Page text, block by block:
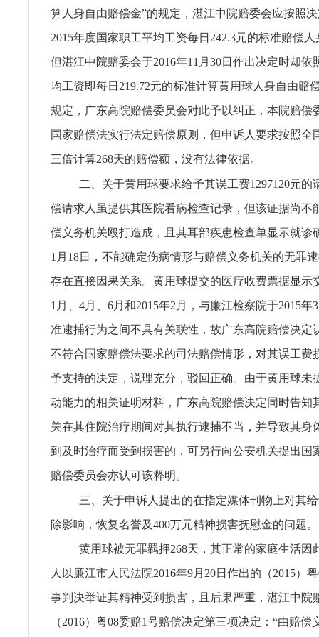
算人身自由赔偿金”的规定，湛江中院赔委会应按照
2015年度国家职工平均工资每日242.3元的标准赔偿
但湛江中院赔委会于2016年11月30日作出决定时却依
均工资即每日219.72元的标准计算黄用球人身自由赔
规定，广东高院赔偿委员会对此予以纠正，本院赔偿
国家赔偿法实行法定赔偿原则，但申诉人要求按照全
三倍计算268天的赔偿额，没有法律依据。
二、关于黄用球要求给予其误工费1297120元的
偿请求人虽提供其医院看病检查记录，但该证据尚不
偿义务机关殴打造成，且其耳部疾患检查单显示就诊
1月18日，不能确定伤病情形与赔偿义务机关的无罪
存在直接因果关系。黄用球提交的医疗收费票据显示
1月、4月、6月和2015年2月，与廉江检察院于2015年
准逮捕行为之间不具有关联性，故广东高院赔偿决定
不符合国家赔偿法要求的司法赔偿情形，对其误工费
予支持的决定，说理充分，驳回正确。由于黄用球未
动能力的相关证明材料，广东高院赔偿决定同时告知
关在其住院治疗期间对其执行逮捕不当，并导致其身
到及时治疗而受到损害的，可另行向公安机关提出国
赔偿委员会亦认可该释明。
三、关于申诉人提出的在指定媒体刊物上对其
除影响，恢复名誉及400万元精神损害抚慰金的问题。
黄用球被无罪羁押268天，其正常的家庭生活因
人以廉江市人民法院2016年9月20日作出的（2015）
事判决举证其精神受到损害，且后果严重，湛江中院
（2016）粤08委赔1号赔偿决定第三项决定：“由赔偿